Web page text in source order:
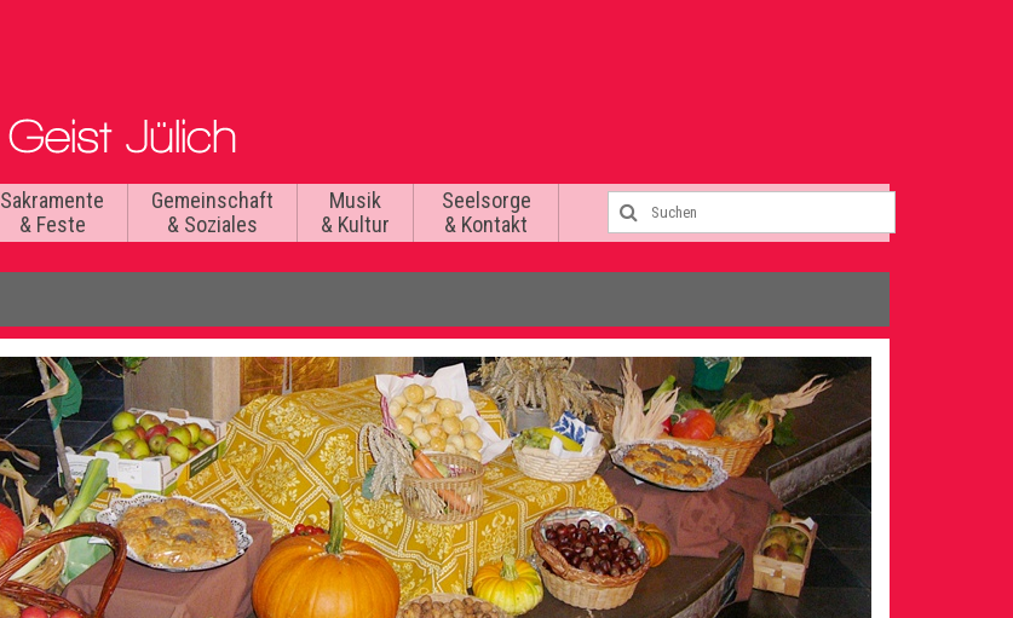
Sakramente
& Feste
Gemeinschaft
& Soziales
Musik
& Kultur
Seelsorge
& Kontakt